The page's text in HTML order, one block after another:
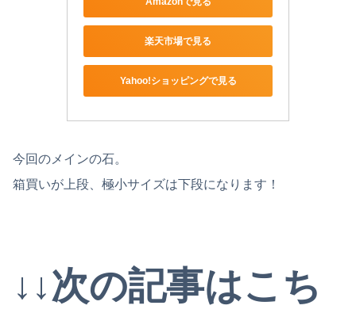
楽天市場で見る
Yahoo!ショッピングで見る
今回のメインの石。
箱買いが上段、極小サイズは下段になります！
↓↓次の記事はこち